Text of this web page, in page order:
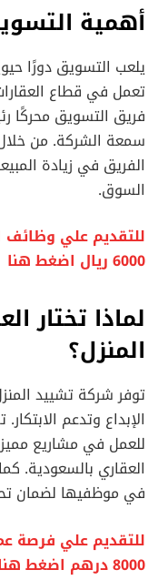
أهمية
يلعب التسويق دورًا
تعمل في قطاع
فريق التسويق محركًا
سمعة الشركة. من
الفريق في زيادة
السوق.
للتقديم علي وظائف
6000 ريال اضغط هنا
لماذا تختار
المنزل؟
توفر شركة تشييد
الإبداع وتدعم
للعمل في مشاريع
العقاري بالسعودية.
في موظفيها لضمان
للتقديم علي فرصة
8000 درهم اضغط هنا